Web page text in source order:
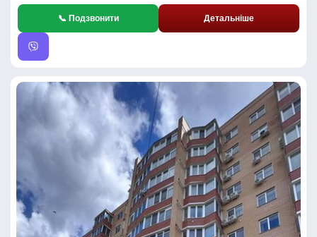
📞 Подзвонити Детальніше